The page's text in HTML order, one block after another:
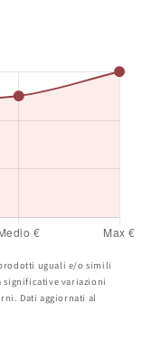
uguali e/o simili
significative variazioni
Dati aggiornati al